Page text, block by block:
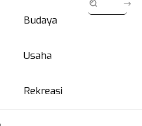
Budaya
Usaha
Rekreasi